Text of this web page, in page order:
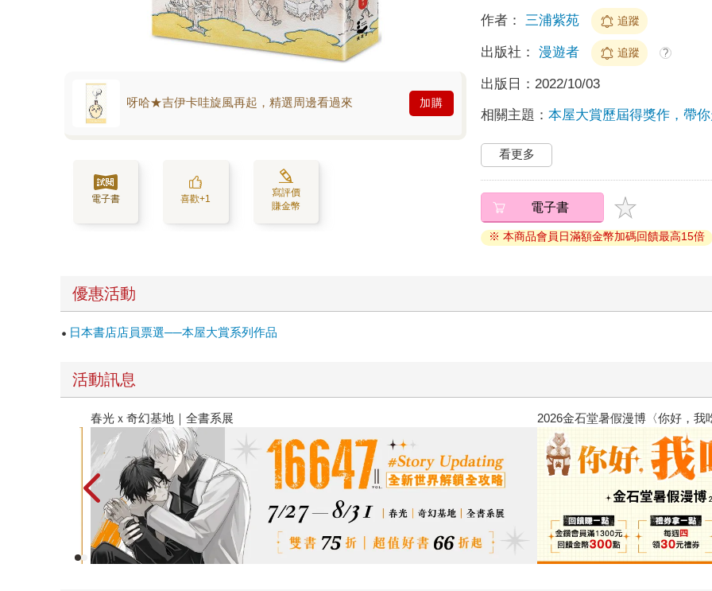
呀哈★吉伊卡哇旋風再起，精選周邊看過來 加購
電子書 喜歡+1
寫評價
賺金幣
作者： 三浦紫苑 追蹤
出版社： 漫遊者 追蹤 ?
出版日： 2022/10/03
相關主題：本屋大賞歷屆得獎作，帶
看更多
電子書
※ 本商品會員日滿額金幣加碼回饋最高15倍
優惠活動
日本書店店員票選──本屋大賞系列作品
活動訊息
春光ｘ奇幻基地｜全書系展 2026金石堂暑假漫博〈你好，我